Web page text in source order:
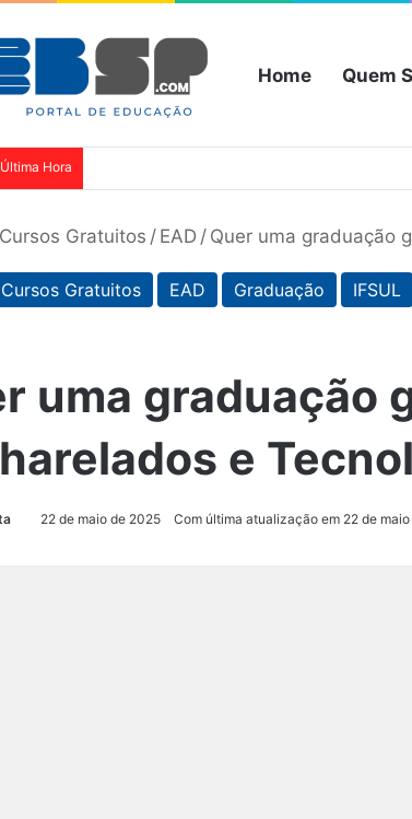
Home Quem
Hora
Cursos Gratuitos / EAD / Quer uma graduação
Cursos Gratuitos EAD Graduação IFSUL
uma graduação
e
22 de maio de 2025 Com última atualização em 22 de